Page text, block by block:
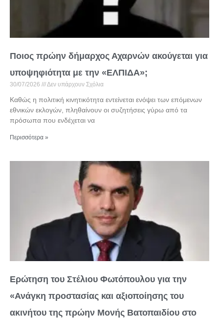
Ποιος πρώην δήμαρχος Αχαρνών ακούγεται για
υποψηφιότητα με την «ΕΛΠΙΔΑ»;
30/07/2026 Δεν υπάρχουν Σχόλια
Καθώς η πολιτική κινητικότητα εντείνεται ενόψει των επόμενων
εθνικών εκλογών, πληθαίνουν οι συζητήσεις γύρω από τα
πρόσωπα που ενδέχεται να
Περισσότερα »
Ερώτηση του Στέλιου Φωτόπουλου για την
«Ανάγκη προστασίας και αξιοποίησης του
ακινήτου της πρώην Μονής Βατοπαιδίου στο